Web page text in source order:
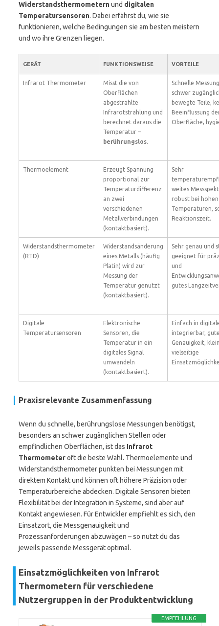
Widerstandsthermometernund digitalen
Temperatursensoren. Dabei erfährst du, wie sie
funktionieren, welche Bedingungen sie am besten meistern
und wo ihre Grenzen liegen.
GERÄT FUNKTIONSWEISE VORTEILE
Infrarot Thermometer
Misst die von
Oberflächen
abgestrahlte
Infrarotstrahlung und
berechnet daraus die
Temperatur –
berührungslos.
Schnelle
schwer
bewegte Teile,
Beeinflussung
Oberfläche,
Thermoelement
Erzeugt Spannung
proportional zur
Temperaturdifferenz
an zwei
verschiedenen
Metallverbindungen
(kontaktbasiert).
Sehr
weites
robust bei hohen
Temperaturen,
Reaktionszeit.
Widerstandsthermometer
(RTD)
Widerstandsänderung
eines Metalls (häufig
Platin) wird zur
Messung der
Temperatur genutzt
(kontaktbasiert).
Sehr genau und
geeignet für
und
gutes
Digitale
Temperatursensoren
Elektronische
Sensoren, die
Temperatur in ein
digitales Signal
umwandeln
(kontaktbasiert).
Einfach in
integrierbar,
Genauigkeit,
vielseitige
Praxisrelevante Zusammenfassung
Wenn du schnelle, berührungslose Messungen benötigst,
besonders an schwer zugänglichen Stellen oder
empfindlichen Oberflächen, ist das Infrarot
Thermometeroft die beste Wahl. Thermoelemente und
Widerstandsthermometer punkten bei Messungen mit
direktem Kontakt und können oft höhere Präzision oder
Temperaturbereiche abdecken. Digitale Sensoren bieten
Flexibilität bei der Integration in Systeme, sind aber auf
Kontakt angewiesen. Für Entwickler empfiehlt es sich, den
Einsatzort, die Messgenauigkeit und
Prozessanforderungen abzuwägen – so nutzt du das
jeweils passende Messgerät optimal.
Einsatzmöglichkeiten von Infrarot
Thermometern für verschiedene
Nutzergruppen in der Produktentwicklung
EMPFEHLUNG